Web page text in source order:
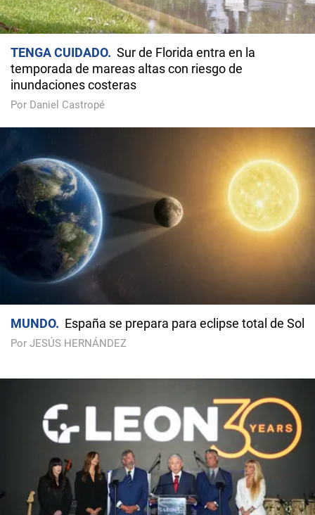
TENGA CUIDADO
Sur de Florida entra en la
temporada de mareas altas con riesgo de
inundaciones costeras
Por Daniel Castropé
MUNDO España se prepara para eclipse total de Sol
Por JESÚS HERNÁNDEZ